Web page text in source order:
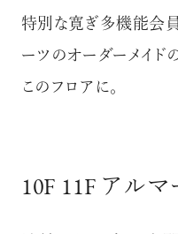
特別な寛ぎ多機能会
ーツのオーダーメイド
このフロアに。
10F 11F アルマ